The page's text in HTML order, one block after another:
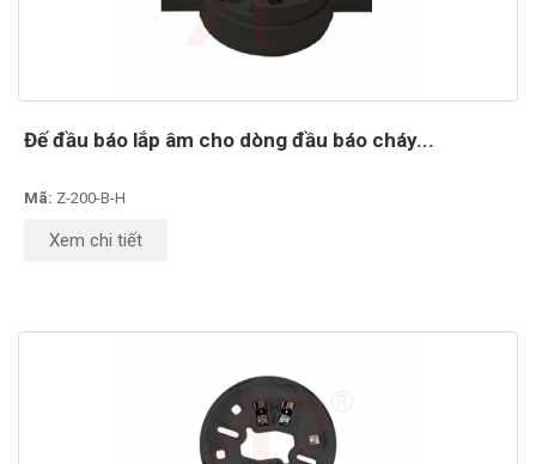
Đế đầu báo lắp âm cho dòng đầu báo cháy...
Mã: Z-200-B-H
Xem chi tiết